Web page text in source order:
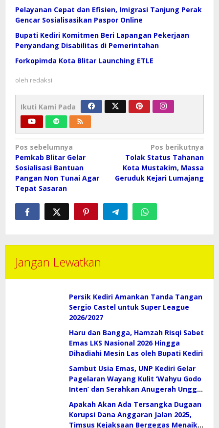
Pelayanan Cepat dan Efisien, Imigrasi Tanjung Perak
Gencar Sosialisasikan Paspor Online
Bupati Kediri Komitmen Beri Lapangan Pekerjaan
Penyandang Disabilitas di Pemerintahan
Forkopimda Kota Blitar Launching ETLE
oleh redaksi
Ikuti Kami Pada
Navigasi
pos
Pos sebelumnya
Pemkab Blitar Gelar
Sosialisasi Bantuan
Pangan Non Tunai Agar
Tepat Sasaran
Pos berikutnya
Tolak Status Tahanan
Kota Mustakim, Massa
Geruduk Kejari Lumajang
Jangan Lewatkan
Persik Kediri Amankan Tanda Tangan
Sergio Castel untuk Super League
2026/2027
Haru dan Bangga, Hamzah Risqi Sabet
Emas LKS Nasional 2026 Hingga
Dihadiahi Mesin Las oleh Bupati Kediri
Sambut Usia Emas, UNP Kediri Gelar
Pagelaran Wayang Kulit ‘Wahyu Godo
Inten’ dan Serahkan Anugerah Unggul
2026
Apakah Akan Ada Tersangka Dugaan
Korupsi Dana Anggaran Jalan 2025,
Timsus Kejaksaan Bergegas Menaiki